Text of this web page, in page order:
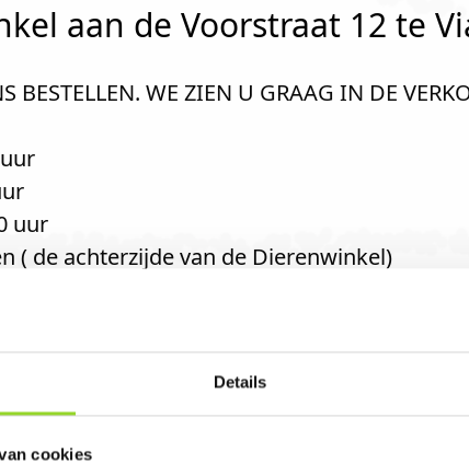
Details
cookies
aan de Voorstraat 12 te
BESTELLEN. WE ZIEN U GRAAG IN DE
uur
( de achterzijde van de Dierenwinkel)
hele jaar door worden verkocht en
op Voorstraat 12 4132AR Vianen.